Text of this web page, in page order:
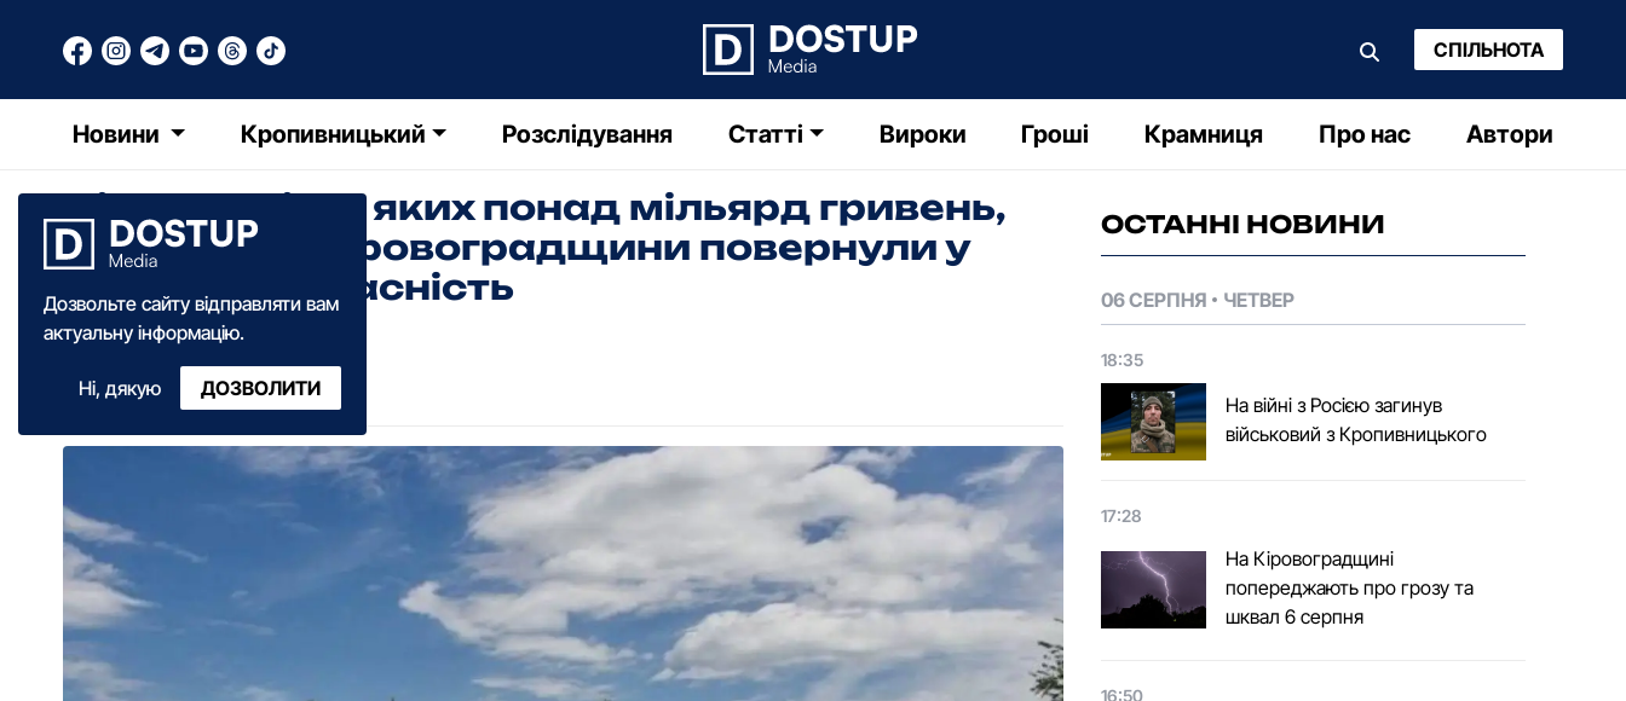
СПІЛЬНОТА
Новини Кропивницький Розслідування Статті Вироки Гроші Крамниця Про нас Автори
Дозвольте сайту відправляти вам
актуальну інформацію.
Ні, дякую ДОЗВОЛИТИ
Ліси, вартість яких понад мільярд гривень,
прокурори Кіровоградщини повернули у
державну власність
26 липня ·2024
ОСТАННІ НОВИНИ
06 СЕРПНЯ ЧЕТВЕР
18:35
На війні з Росією загинув
військовий з Кропивницького
17:28
На Кіровоградщині
попереджають про грозу та
шквал 6 серпня
16:50